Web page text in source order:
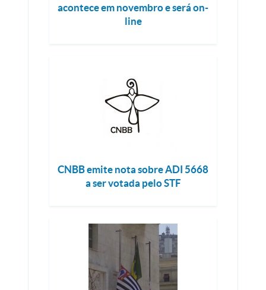
acontece em novembro e será on-
line
CNBB emite nota sobre ADI 5668
a ser votada pelo STF